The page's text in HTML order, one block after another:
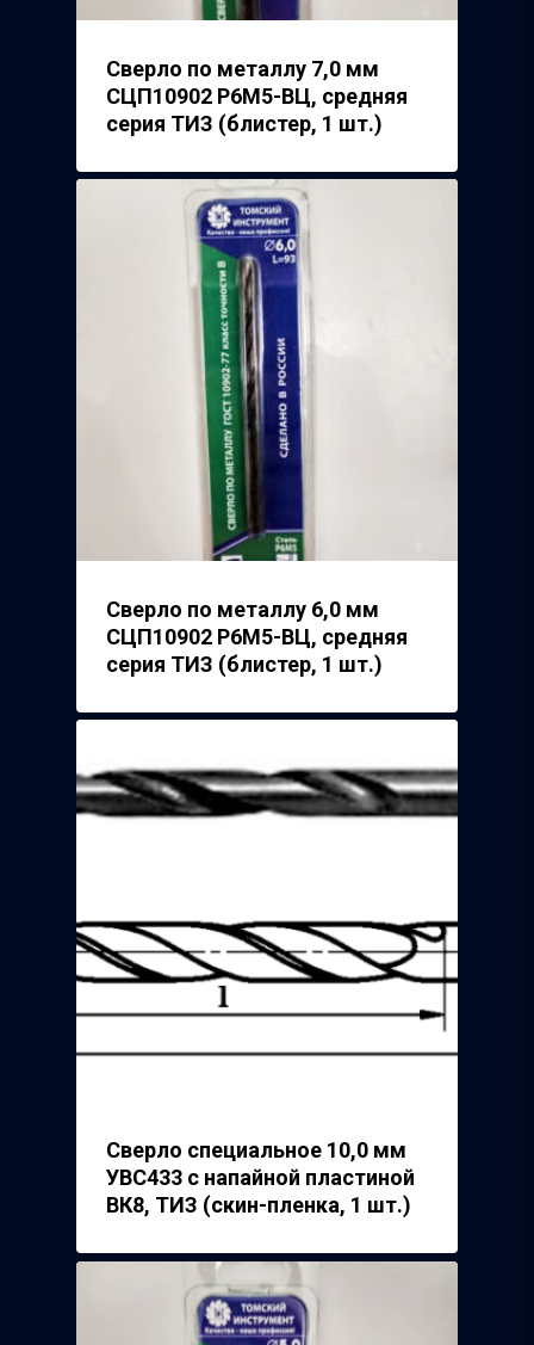
Сверло по металлу 7,0 мм
СЦП10902 Р6М5-ВЦ, средняя
серия ТИЗ (блистер, 1 шт.)
Сверло по металлу 6,0 мм
СЦП10902 Р6М5-ВЦ, средняя
серия ТИЗ (блистер, 1 шт.)
Сверло специальное 10,0 мм
УВС433 с напайной пластиной
ВК8, ТИЗ (скин-пленка, 1 шт.)